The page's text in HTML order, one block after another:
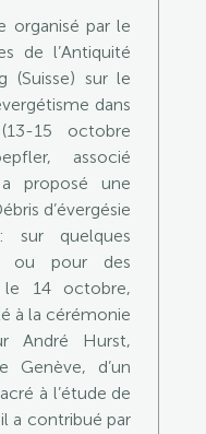
organisé par le
de l’Antiquité
(Suisse) sur le
dans
15 octobre
associé
proposé une
d’évergésie
sur quelques
ou pour des
le 14 octobre,
à la cérémonie
André Hurst,
Genève, d’un
à l’étude de
a contribué par